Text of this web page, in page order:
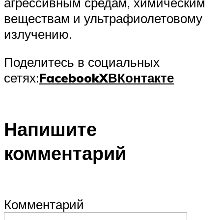
веществам и ультрафиолетовому
излучению.
Поделитесь в социальных
сетях:FacebookXВКонтакте
Напишите
комментарий
Комментарий